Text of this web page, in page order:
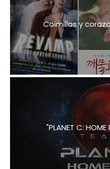
Colmillos y
"PLANET C: